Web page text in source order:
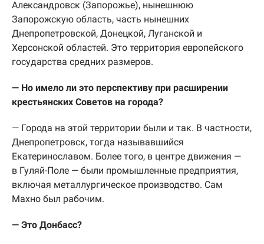
Александровск (Запорожье), нынешнюю
Запорожскую область, часть нынешних
Днепропетровской, Донецкой, Луганской и
Херсонской областей. Это территория европейского
государства средних размеров.
— Но имело ли это перспективу при расширении
крестьянских Советов на города?
— Города на этой территории были и так. В частности,
Днепропетровск, тогда называвшийся
Екатеринославом. Более того, в центре движения —
в Гуляй-Поле — были промышленные предприятия,
включая металлургическое производство. Сам
Махно был рабочим.
— Это Донбасс?